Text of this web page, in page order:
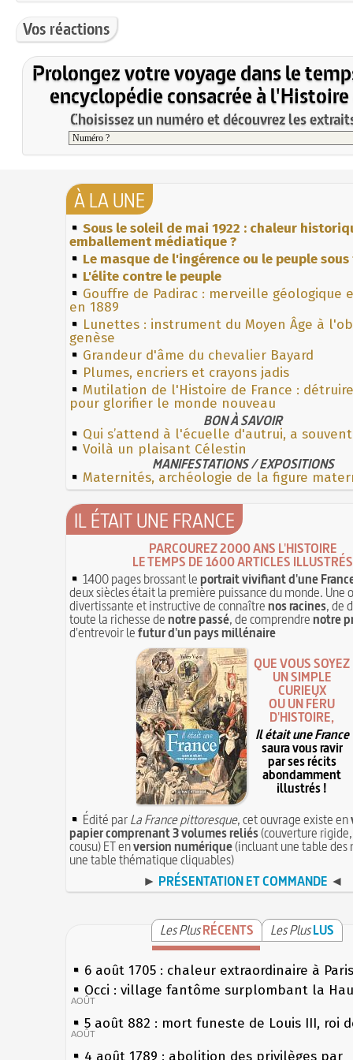
Vos réactions
Prolongez votre voyage dans le
encyclopédie consacrée à l'Histoire
Choisissez un numéro et découvrez les
À LA UNE
Sous le soleil de mai 1922 : chaleur
emballement médiatique ?
Le masque de l'ingérence ou le peuple
L'élite contre le peuple
Gouffre de Padirac : merveille géologique
en 1889
Lunettes : instrument du Moyen Âge à
genèse
Grandeur d'âme du chevalier Bayard
Plumes, encriers et crayons jadis
Mutilation de l'Histoire de France :
pour glorifier le monde nouveau
BON À SAVOIR
Qui s’attend à l'écuelle d'autrui, a
Voilà un plaisant Célestin
MANIFESTATIONS / EXPOSITIONS
Maternités, archéologie de la figure
IL ÉTAIT UNE FRANCE
PARCOUREZ 2000 ANS L'HISTOIRE
LE TEMPS DE 1600 ARTICLES ILLUSTRÉS
1400 pages brossant leportrait vivifiant d'une
deux siècles était la première puissance du monde. Une
divertissante et instructive de connaîtrenos racines, de
toute la richesse denotre passé, de comprendrenotre
d'entrevoir lefutur d'un pays millénaire
QUE VOUS SOYEZ
UN SIMPLE
CURIEUX
OU UN FÉRU
D'HISTOIRE,
Il était une France
saura vous ravir
par ses récits
abondamment
illustrés !
Édité parLa France pittoresque, cet ouvrage existe en
papier comprenant 3 volumes reliés(couverture
cousu) ET enversion numérique(incluant une table des
une table thématique cliquables)
► PRÉSENTATION ET COMMANDE ◄
Les PlusRÉCENTS Les PlusLUS
6 août 1705 : chaleur extraordinaire à Paris
Occi : village fantôme surplombant la
AOÛT
5 août 882 : mort funeste de Louis III, roi
AOÛT
4 août 1789 : abolition des privilèges par